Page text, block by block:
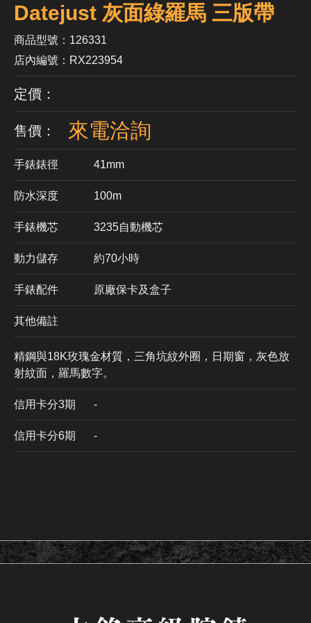
Datejust 灰面綠羅馬 三版帶
商品型號：126331
店內編號：RX223954
定價：
售價： 來電洽詢
手錶錶徑 41mm
防水深度 100m
手錶機芯 ​3235自動機芯
動力儲存 約70小時
手錶配件 原廠保卡及盒子
其他備註
精鋼與18K玫瑰金材質，三角坑紋外圈，日期窗，灰色放
射紋面，羅馬數字。
信用卡分3期 ​-
信用卡分6期 -